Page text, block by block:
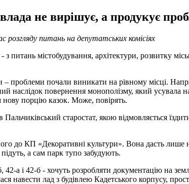
не вирішує, а продукує
питань на депутатських комісіях
з питань містобудування, архітектури, розвитку
проблеми почали виникати на рівному місці.
наслідок повернення монополізму, який усувала
нову порцію казок. Може, повірять.
старостат, якою відмовляється
до КП «Декоративні культури». Вона дасть
а сам парк тупо забудують.
а і 42-б - хочуть розробляти документацію на
навести лад з будівлею Кадетського корпусу,